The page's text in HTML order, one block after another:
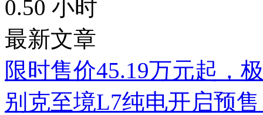
0.50 小时
最新文章
限时售价45.19万元起，
别克至境L7纯电开启预